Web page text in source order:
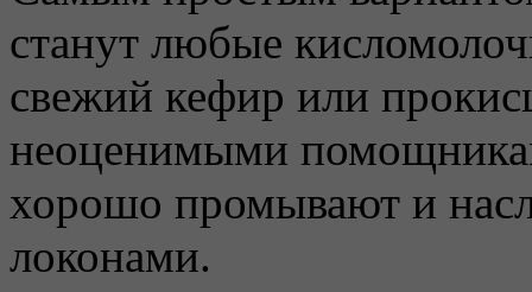
станут любые
свежий кефир или
неоценимыми
хорошо промывают и
локонами.